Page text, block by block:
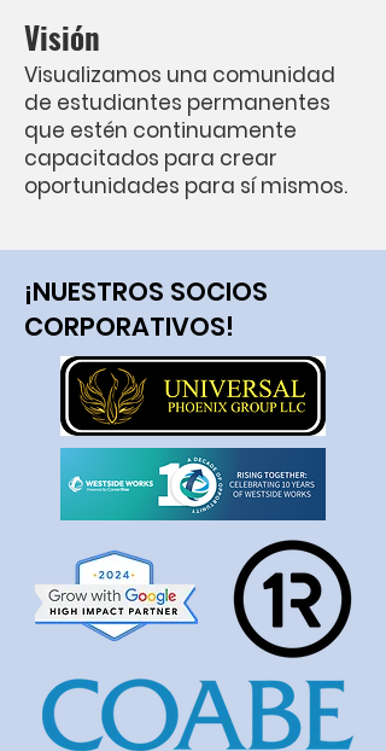
Visión
Visualizamos una comunidad
de estudiantes permanentes
que estén continuamente
capacitados para crear
oportunidades para sí mismos.
¡NUESTROS SOCIOS
CORPORATIVOS!